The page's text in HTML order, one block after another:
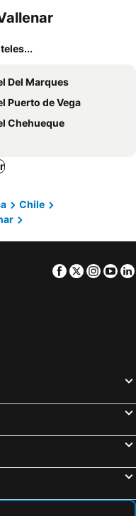
Del Marques
Puerto de Vega
Chehueque
Chile
Facebook
Twitter